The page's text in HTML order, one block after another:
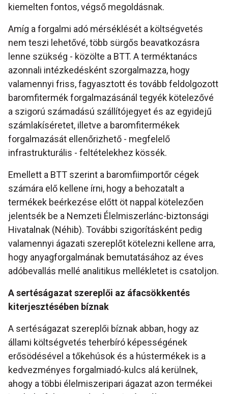
kiemelten fontos, végső megoldásnak.
Amíg a forgalmi adó mérséklését a költségvetés
nem teszi lehetővé, több sürgős beavatkozásra
lenne szükség - közölte a BTT. A terméktanács
azonnali intézkedésként szorgalmazza, hogy
valamennyi friss, fagyasztott és tovább feldolgozott
baromfitermék forgalmazásánál tegyék kötelezővé
a szigorú számadású szállítójegyet és az egyidejű
számlakíséretet, illetve a baromfitermékek
forgalmazását ellenőrizhető - megfelelő
infrastrukturális - feltételekhez kössék.
Emellett a BTT szerint a baromfiimportőr cégek
számára elő kellene írni, hogy a behozatalt a
termékek beérkezése előtt öt nappal kötelezően
jelentsék be a Nemzeti Élelmiszerlánc-biztonsági
Hivatalnak (Néhib). További szigorításként pedig
valamennyi ágazati szereplőt kötelezni kellene arra,
hogy anyagforgalmának bemutatásához az éves
adóbevallás mellé analitikus mellékletet is csatoljon.
A sertéságazat szereplői az áfacsökkentés
kiterjesztésében bíznak
A sertéságazat szereplői bíznak abban, hogy az
állami költségvetés teherbíró képességének
erősödésével a tőkehúsok és a hústermékek is a
kedvezményes forgalmiadó-kulcs alá kerülnek,
ahogy a többi élelmiszeripari ágazat azon termékei